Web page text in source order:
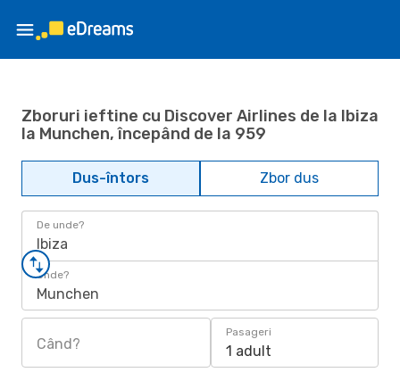
Zboruri ieftine cu Discover Airlines de la Ibiza
la Munchen, începând de la 959
Dus-întors Zbor dus
De unde?
Ibiza
Unde?
Munchen
Când?
Pasageri
1 adult